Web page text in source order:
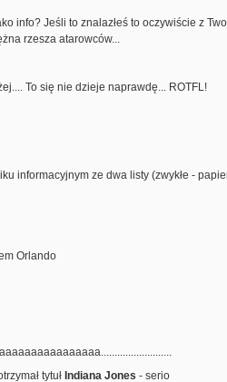
info? Jeśli to znalazłeś to oczywiście z
rzesza atarowców...
To się nie dzieje naprawdę... ROTFL!
informacyjnym ze dwa listy (zwykłe -
Orlando
tytuł Indiana Jones - serio